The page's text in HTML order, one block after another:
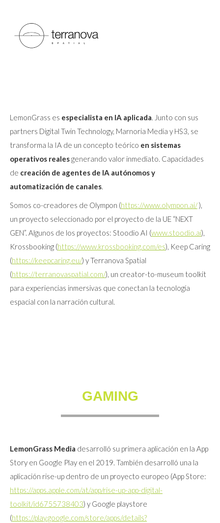
LemonGrass es especialista en IA aplicada. Junto con sus
partners Digital Twin Technology, Marnoria Media y HS3, se
transforma la IA de un concepto teórico en sistemas
operativos realesgenerando valor inmediato. Capacidades
de creación de agentes de IA autónomos y
automatización de canales.
Somos co-creadores de Olympon (https://www.olympon.ai/),
un proyecto seleccionado por el proyecto de la UE “NEXT
GEN”. Algunos de los proyectos: Stoodio AI (www.stoodio.ai),
Krossbooking (https://www.krossbooking.com/es), Keep Caring
(https://keepcaring.eu/) y Terranova Spatial
(https://terranovaspatial.com/), un creator-to-museum toolkit
para experiencias inmersivas que conectan la tecnología
espacial con la narración cultural.
GAMING
LemonGrass Media desarrolló su primera aplicación en la App
Story en Google Play en el 2019. También desarrolló una la
aplicación rise-up dentro de un proyecto europeo (App Store:
https://apps.apple.com/at/app/rise-up-app-digital-
toolkit/id6755738403) y Google playstore
(https://play.google.com/store/apps/details?